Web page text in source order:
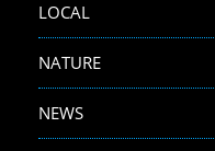
LOCAL
NATURE
NEWS